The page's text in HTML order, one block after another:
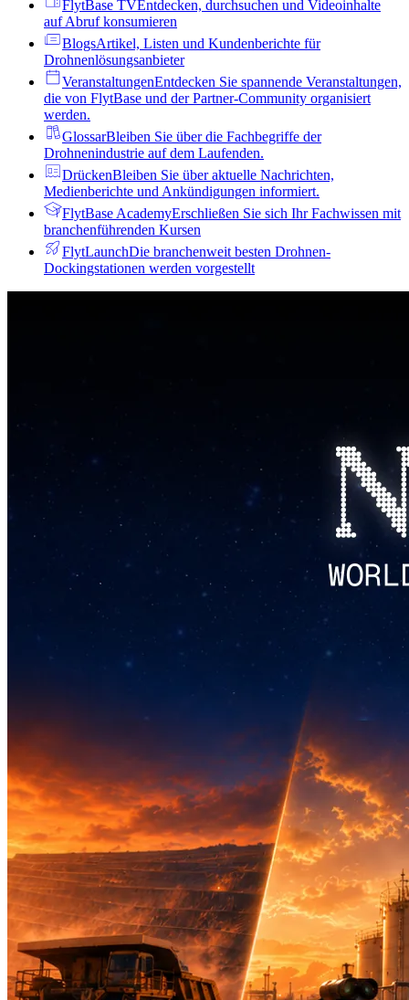
FlytBase TVEntdecken, durchsuchen und Videoinhalte
auf Abruf konsumieren
BlogsArtikel, Listen und Kundenberichte für
Drohnenlösungsanbieter
VeranstaltungenEntdecken Sie spannende Veranstaltungen,
die von FlytBase und der Partner-Community organisiert
werden.
GlossarBleiben Sie über die Fachbegriffe der
Drohnenindustrie auf dem Laufenden.
DrückenBleiben Sie über aktuelle Nachrichten,
Medienberichte und Ankündigungen informiert.
FlytBase AcademyErschließen Sie sich Ihr Fachwissen mit
branchenführenden Kursen
FlytLaunchDie branchenweit besten Drohnen-
Dockingstationen werden vorgestellt